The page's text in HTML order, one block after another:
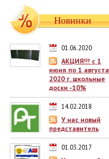
Новинки
01.06.2020
АКЦИЯ!!! с 1
июня по 1 августа
2020 г. школьные
доски -10%
14.02.2018
У нас новый
представитель
01.03.2017